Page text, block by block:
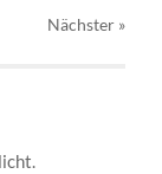
Nächster »